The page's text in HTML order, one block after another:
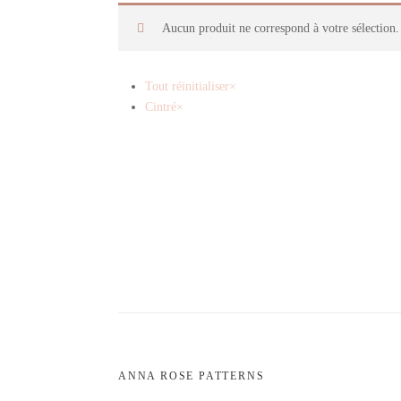
Aucun produit ne correspond à votre sélection.
Tout réinitialiser×
Cintré×
ANNA ROSE PATTERNS